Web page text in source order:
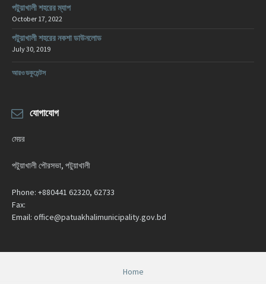
পটুয়াখালী শহরের ম্যাপ
October 17, 2022
পটুয়াখালী শহরের নকশা ডাউনলোড
July 30, 2019
আরও ডকুমেন্টস
যোগাযোগ
মেয়র
পটুয়াখালী পৌরসভা, পটুয়াখালী
Phone: +880441 62320, 62733
Fax:
Email: office@patuakhalimunicipality.gov.bd
Home